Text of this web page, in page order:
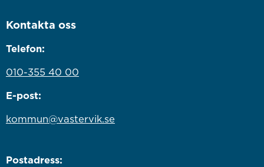
Kontakta oss
Telefon:
010-355 40 00
E-post:
kommun@vastervik.se
Postadress: